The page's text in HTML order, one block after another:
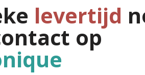
levertijd
op